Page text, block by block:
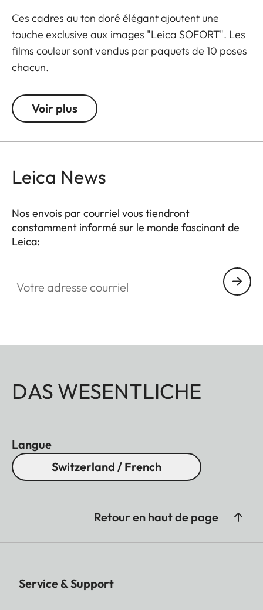
Ces cadres au ton doré élégant ajoutent une
touche exclusive aux images "Leica SOFORT". Les
films couleur sont vendus par paquets de 10 poses
chacun.
Voir plus
Leica News
Nos envois par courriel vous tiendront
constamment informé sur le monde fascinant de
Leica:
DAS WESENTLICHE
Langue
Switzerland / French
Retour en haut de page
Service & Support